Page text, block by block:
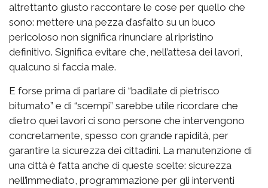
altrettanto giusto raccontare le cose per quello che
sono: mettere una pezza d’asfalto su un buco
pericoloso non significa rinunciare al ripristino
definitivo. Significa evitare che, nell’attesa dei lavori,
qualcuno si faccia male.
E forse prima di parlare di “badilate di pietrisco
bitumato” e di “scempi” sarebbe utile ricordare che
dietro quei lavori ci sono persone che intervengono
concretamente, spesso con grande rapidità, per
garantire la sicurezza dei cittadini. La manutenzione di
una città è fatta anche di queste scelte: sicurezza
nell’immediato, programmazione per gli interventi